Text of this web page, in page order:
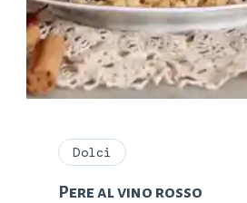
Dolci
Pere al vino rosso